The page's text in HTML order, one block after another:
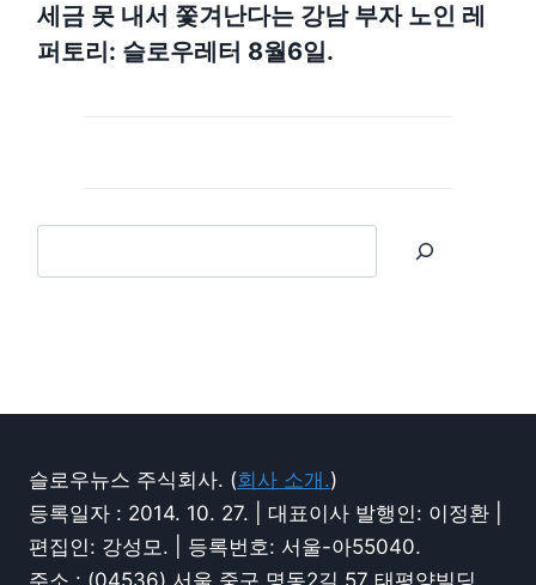
세금 못 내서 쫓겨난다는 강남 부자 노인 레
퍼토리: 슬로우레터 8월6일.
슬로우뉴스 주식회사. (회사 소개.)
등록일자 : 2014. 10. 27. | 대표이사 발행인: 이정환 |
편집인: 강성모. | 등록번호: 서울-아55040.
주소 : (04536) 서울 중구 명동2길 57 태평양빌딩